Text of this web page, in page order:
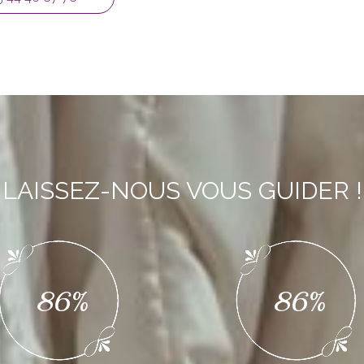
LAISSEZ-NOUS VOUS GUIDER !
0% 0%